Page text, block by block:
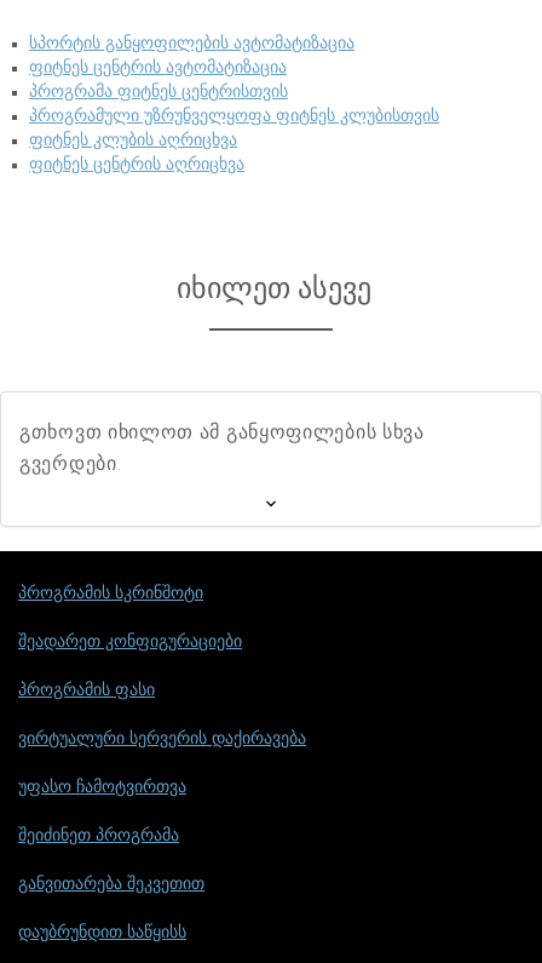
სპორტის განყოფილების ავტომატიზაცია
ფიტნეს ცენტრის ავტომატიზაცია
პროგრამა ფიტნეს ცენტრისთვის
პროგრამული უზრუნველყოფა ფიტნეს კლუბისთვის
ფიტნეს კლუბის აღრიცხვა
ფიტნეს ცენტრის აღრიცხვა
იხილეთ ასევე
გთხოვთ იხილოთ ამ განყოფილების სხვა
გვერდები.
პროგრამის სკრინშოტი
შეადარეთ კონფიგურაციები
პროგრამის ფასი
ვირტუალური სერვერის დაქირავება
უფასო ჩამოტვირთვა
შეიძინეთ პროგრამა
განვითარება შეკვეთით
დაუბრუნდით საწყისს